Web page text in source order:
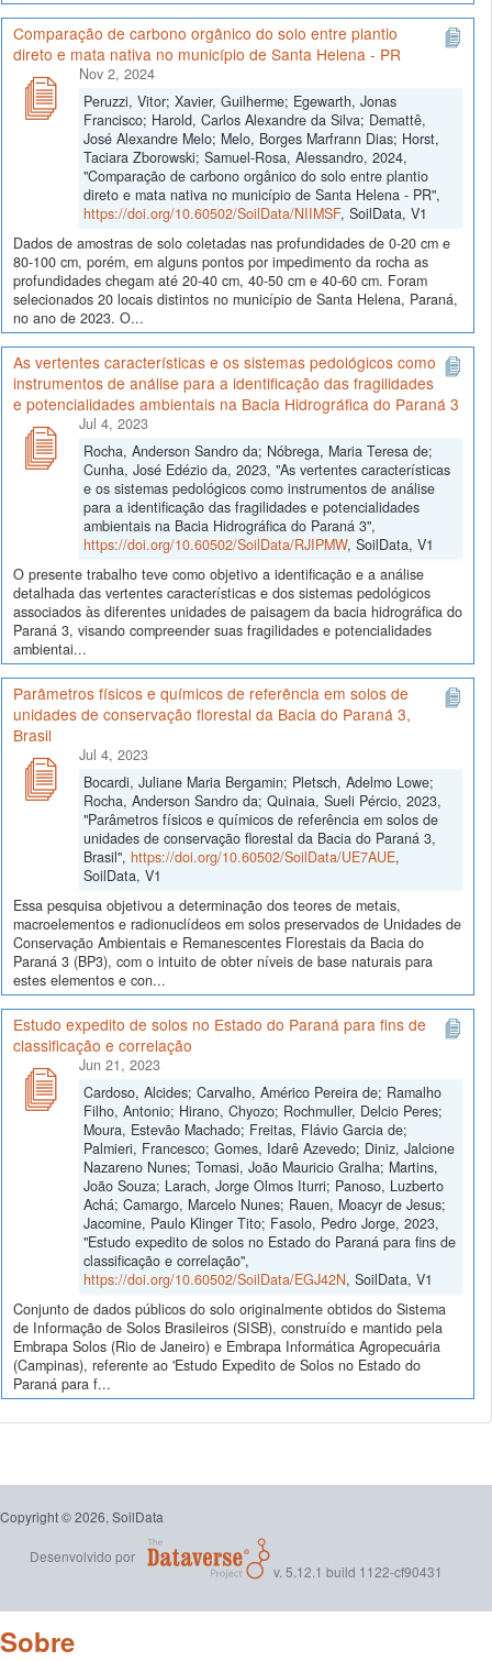
Comparação de carbono orgânico do solo entre plantio
direto e mata nativa no município de Santa Helena - PR
Nov 2, 2024
Peruzzi, Vitor; Xavier, Guilherme; Egewarth, Jonas
Francisco; Harold, Carlos Alexandre da Silva; Demattê,
José Alexandre Melo; Melo, Borges Marfrann Dias; Horst,
Taciara Zborowski; Samuel-Rosa, Alessandro, 2024,
"Comparação de carbono orgânico do solo entre plantio
direto e mata nativa no município de Santa Helena - PR",
https://doi.org/10.60502/SoilData/NIIMSF, SoilData, V1
Dados de amostras de solo coletadas nas profundidades de 0-20 cm e
80-100 cm, porém, em alguns pontos por impedimento da rocha as
profundidades chegam até 20-40 cm, 40-50 cm e 40-60 cm. Foram
selecionados 20 locais distintos no município de Santa Helena, Paraná,
no ano de 2023. O...
As vertentes características e os sistemas pedológicos como
instrumentos de análise para a identificação das fragilidades
e potencialidades ambientais na Bacia Hidrográfica do Paraná 3
Jul 4, 2023
Rocha, Anderson Sandro da; Nóbrega, Maria Teresa de;
Cunha, José Edézio da, 2023, "As vertentes características
e os sistemas pedológicos como instrumentos de análise
para a identificação das fragilidades e potencialidades
ambientais na Bacia Hidrográfica do Paraná 3",
https://doi.org/10.60502/SoilData/RJIPMW, SoilData, V1
O presente trabalho teve como objetivo a identificação e a análise
detalhada das vertentes características e dos sistemas pedológicos
associados às diferentes unidades de paisagem da bacia hidrográfica do
Paraná 3, visando compreender suas fragilidades e potencialidades
ambientai...
Parâmetros físicos e químicos de referência em solos de
unidades de conservação florestal da Bacia do Paraná 3,
Brasil
Jul 4, 2023
Bocardi, Juliane Maria Bergamin; Pletsch, Adelmo Lowe;
Rocha, Anderson Sandro da; Quinaia, Sueli Pércio, 2023,
"Parâmetros físicos e químicos de referência em solos de
unidades de conservação florestal da Bacia do Paraná 3,
Brasil", https://doi.org/10.60502/SoilData/UE7AUE,
SoilData, V1
Essa pesquisa objetivou a determinação dos teores de metais,
macroelementos e radionuclídeos em solos preservados de Unidades de
Conservação Ambientais e Remanescentes Florestais da Bacia do
Paraná 3 (BP3), com o intuito de obter níveis de base naturais para
estes elementos e con...
Estudo expedito de solos no Estado do Paraná para fins de
classificação e correlação
Jun 21, 2023
Cardoso, Alcides; Carvalho, Américo Pereira de; Ramalho
Filho, Antonio; Hirano, Chyozo; Rochmuller, Delcio Peres;
Moura, Estevão Machado; Freitas, Flávio Garcia de;
Palmieri, Francesco; Gomes, Idarê Azevedo; Diniz, Jalcione
Nazareno Nunes; Tomasi, João Mauricio Gralha; Martins,
João Souza; Larach, Jorge Olmos Iturri; Panoso, Luzberto
Achá; Camargo, Marcelo Nunes; Rauen, Moacyr de Jesus;
Jacomine, Paulo Klinger Tito; Fasolo, Pedro Jorge, 2023,
"Estudo expedito de solos no Estado do Paraná para fins de
classificação e correlação",
https://doi.org/10.60502/SoilData/EGJ42N, SoilData, V1
Conjunto de dados públicos do solo originalmente obtidos do Sistema
de Informação de Solos Brasileiros (SISB), construído e mantido pela
Embrapa Solos (Rio de Janeiro) e Embrapa Informática Agropecuária
(Campinas), referente ao 'Estudo Expedito de Solos no Estado do
Paraná para f...
Copyright © 2026, SoilData
Desenvolvido por
v. 5.12.1 build 1122-cf90431
Sobre